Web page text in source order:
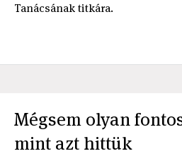
Tanácsának titkára.
Mégsem olyan
mint azt hittük